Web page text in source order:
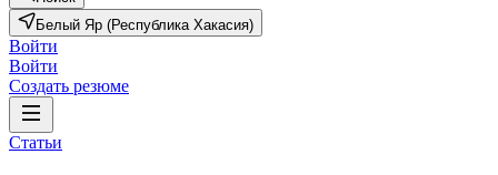
Белый Яр (Республика Хакасия)
Войти
Войти
Создать резюме
Статьи